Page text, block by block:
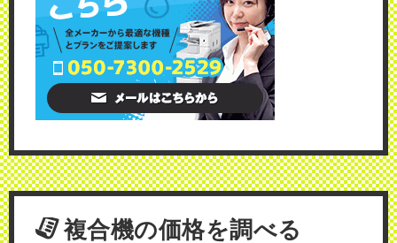
複合機の価格を調べる